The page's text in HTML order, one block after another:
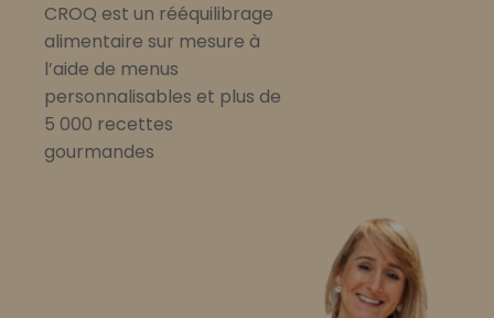
CROQ est un rééquilibrage
alimentaire sur mesure à
l’aide de menus
personnalisables et plus de
5 000 recettes
gourmandes